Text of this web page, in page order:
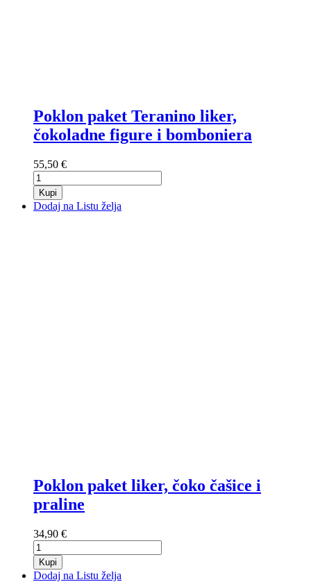
Poklon paket Teranino liker,
čokoladne figure i bomboniera
55,50 €
Kupi
Dodaj na Listu želja
Poklon paket liker, čoko čašice i
praline
34,90 €
Kupi
Dodaj na Listu želja